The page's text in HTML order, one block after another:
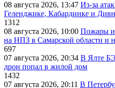
08 августа 2026, 13:47 Из-за
Геленджике, Кабардинке и
1312
08 августа 2026, 10:00 Пожары и
на НПЗ в Самарской области и
697
07 августа 2026, 20:34 В Ялте
дрон попал в жилой дом
1432
07 августа 2026, 20:11 В